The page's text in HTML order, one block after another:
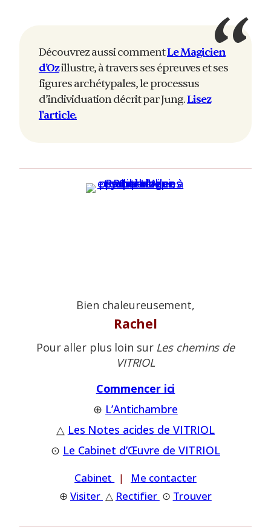
Découvrez aussi commentLe Magicien
d’Ozillustre, à travers ses épreuves et ses
figures archétypales, le processus
d’individuation décrit par Jung.Lisez
l'article.
Bien chaleureusement,
Rachel
Pour aller plus loin sur Les chemins de
VITRIOL
Commencer ici
⊕ L’Antichambre
△ Les Notes acides de VITRIOL
⊙ Le Cabinet d’Œuvre de VITRIOL
Cabinet |
Me contacter
⊕ Visiter △ Rectifier ⊙ Trouver